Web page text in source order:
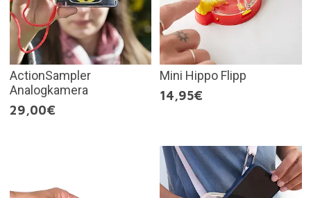
ActionSampler
Analogkamera
29,00€
Mini Hippo Flipp
14,95€